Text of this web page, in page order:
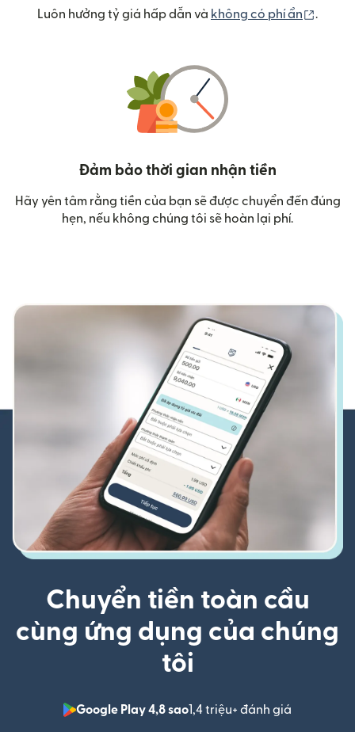
Luôn hưởng tỷ giá hấp dẫn và không có phí ẩn .
Đảm bảo thời gian nhận tiền
Hãy yên tâm rằng tiền của bạn sẽ được chuyển đến đúng
hẹn, nếu không chúng tôi sẽ hoàn lại phí.
Chuyển tiền toàn cầu
cùng ứng dụng của chúng
tôi
Google Play 4,8 sao1,4 triệu+ đánh giá